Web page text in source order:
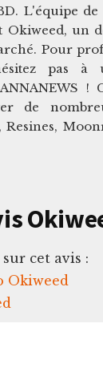
L'équipe de
Okiweed, un
Pour
pas à
!
de
Resines,
cet avis :
Okiweed